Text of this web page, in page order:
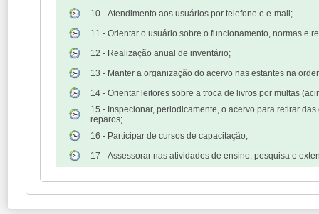
10 - Atendimento aos usuários por telefone e e-mail;
11 - Orientar o usuário sobre o funcionamento, normas e
12 - Realização anual de inventário;
13 - Manter a organização do acervo nas estantes na
14 - Orientar leitores sobre a troca de livros por multas
15 - Inspecionar, periodicamente, o acervo para retirar
reparos;
16 - Participar de cursos de capacitação;
17 - Assessorar nas atividades de ensino, pesquisa e